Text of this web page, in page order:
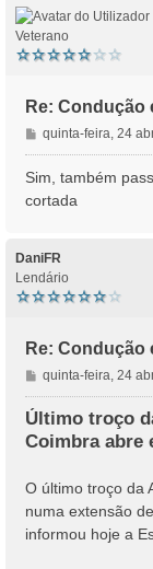
m
Veterano
Re: Condução
M
e
n
a
e
m
quinta-feira, 24
Sim, também
cortada
DaniFR
Lendário
Re: Condução
M
e
n
s
e
m
quinta-feira, 24
Último troço
Coimbra abre
O último troço da
numa extensão
informou hoje a